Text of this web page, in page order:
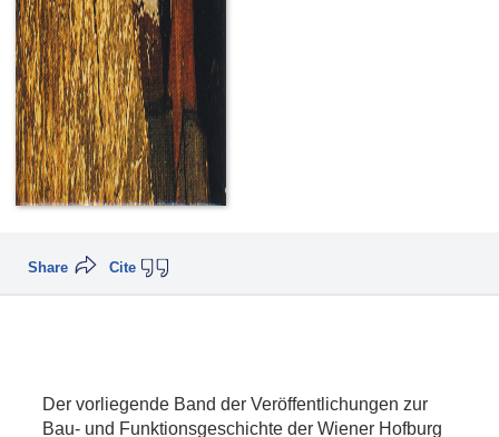
Cite
Share
Der vorliegende Band der Veröffentlichungen zur
Bau- und Funktionsgeschichte der Wiener Hofburg